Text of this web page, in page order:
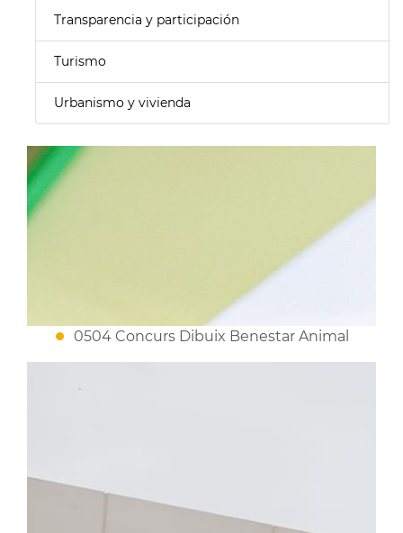
Transparencia y participación
Turismo
Urbanismo y vivienda
0504 Concurs Dibuix Benestar Animal